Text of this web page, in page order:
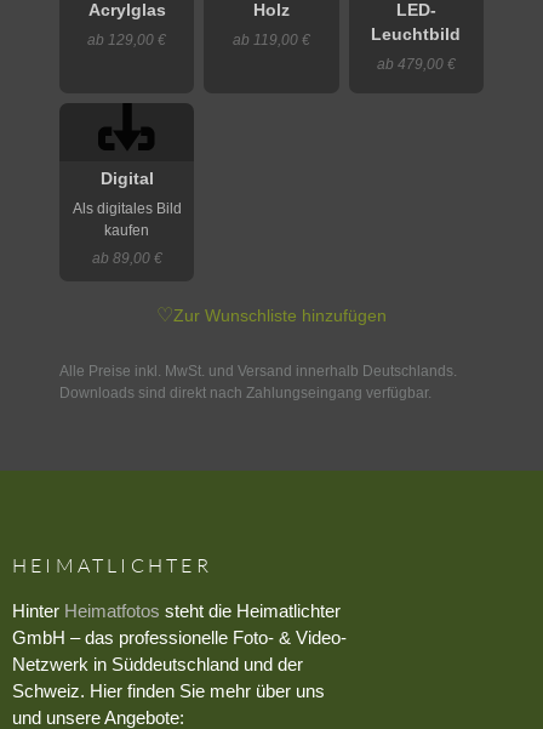
Acrylglas
ab 129,00 €
Holz
ab 119,00 €
LED-
Leuchtbild
ab 479,00 €
Digital
Als digitales Bild
kaufen
ab 89,00 €
♡Zur Wunschliste hinzufügen
Alle Preise inkl. MwSt. und Versand innerhalb Deutschlands.
Downloads sind direkt nach Zahlungseingang verfügbar.
HEIMATLICHTER
Hinter Heimatfotos steht die Heimatlichter
GmbH – das professionelle Foto- & Video-
Netzwerk in Süddeutschland und der
Schweiz. Hier finden Sie mehr über uns
und unsere Angebote: